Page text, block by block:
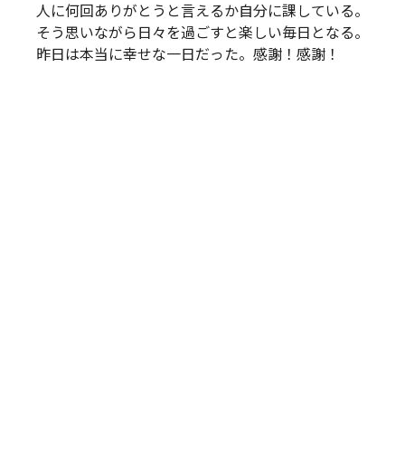
人に何回ありがとうと言えるか自分に課している。
そう思いながら日々を過ごすと楽しい毎日となる。
昨日は本当に幸せな一日だった。感謝！感謝！